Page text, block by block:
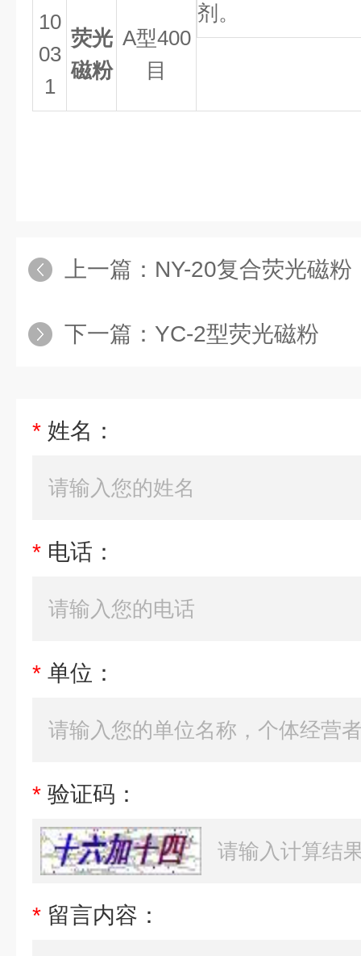
剂。
10
03
1
荧光
磁粉
A型400
目
上一篇： NY-20复合荧光磁粉
下一篇： YC-2型荧光磁粉
* 姓名：
* 电话：
* 单位：
* 验证码：
* 留言内容：